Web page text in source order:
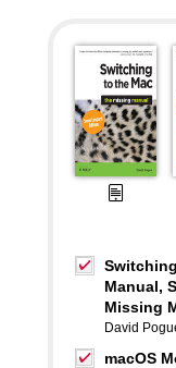
Manual,
Missing
David
macOS